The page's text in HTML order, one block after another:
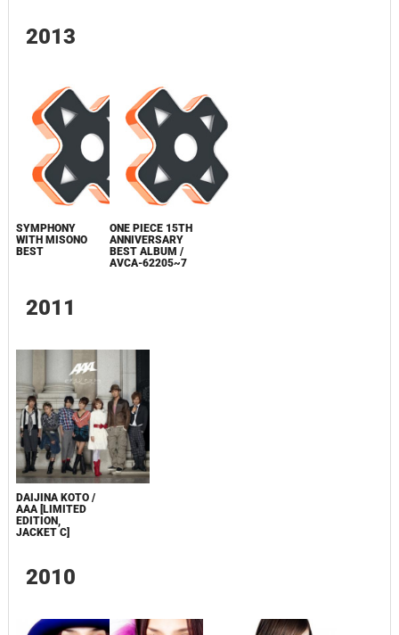
2013
SYMPHONY
WITH MISONO
BEST
ONE PIECE 15TH
ANNIVERSARY
BEST ALBUM /
AVCA-62205~7
2011
DAIJINA KOTO /
AAA [LIMITED
EDITION,
JACKET C]
2010